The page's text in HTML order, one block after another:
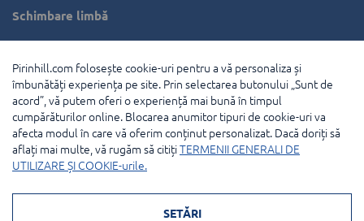
Schimbare limbă
Grecia
Olanda
Franţa
Modalități de plată:
Pirinhill.com folosește cookie-uri pentru a vă personaliza și
îmbunătăți experiența pe site. Prin selectarea butonului „Sunt de
acord”, vă putem oferi o experiență mai bună în timpul
cumpărăturilor online. Blocarea anumitor tipuri de cookie-uri va
afecta modul în care vă oferim conținut personalizat. Dacă doriți să
aflați mai multe, vă rugăm să citițiTERMENII GENERALI DE
UTILIZARE ȘI COOKIE-urile.
SETĂRI